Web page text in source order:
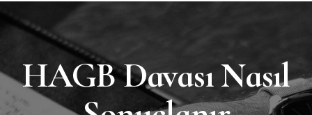
HAGB Davası Nasıl